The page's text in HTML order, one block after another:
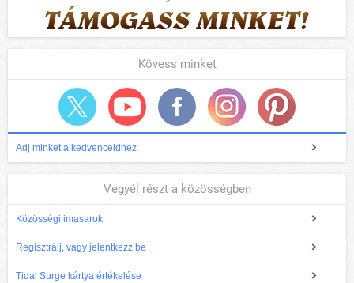
Kövess minket
Adj minket a kedvenceidhez
Vegyél részt a közösségben
Közösségi imasarok
Regisztrálj, vagy jelentkezz be
Tidal Surge kártya értékelése